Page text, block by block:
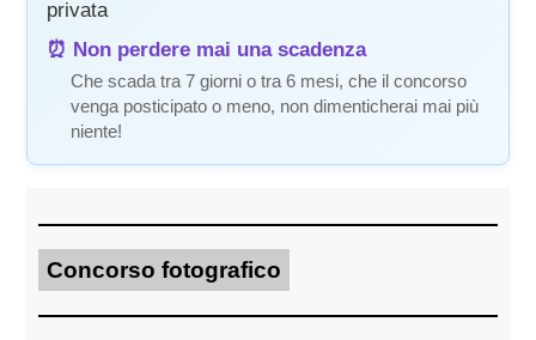
privata
⏰ Non perdere mai una scadenza
Che scada tra 7 giorni o tra 6 mesi, che il concorso
venga posticipato o meno, non dimenticherai mai più
niente!
Concorso fotografico